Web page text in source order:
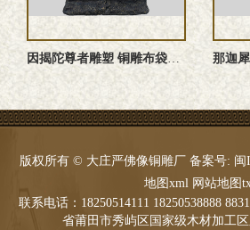
因揭陀尊者雕塑 铜雕布袋罗汉
版权所有 © 大庄严佛像铜雕厂 备案号: 闽
地图xml 网站地图
联系电话：18250514111 18250538888
省莆田市秀屿区国家级木材加工